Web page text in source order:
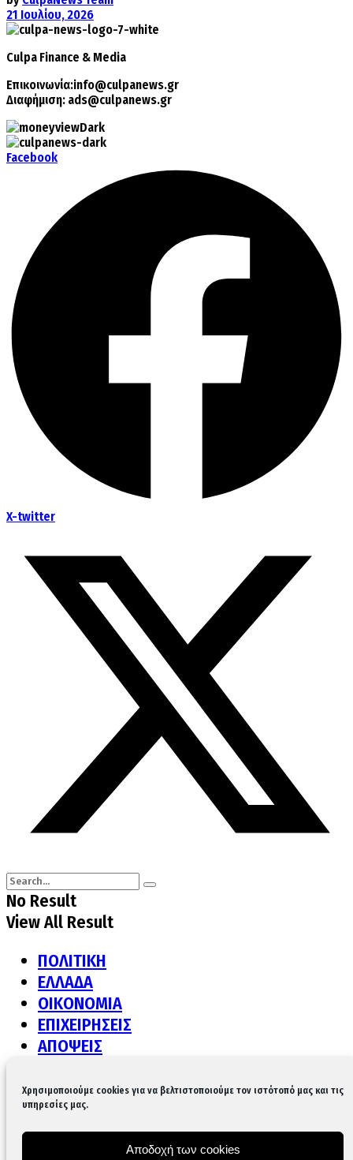
Χρησιμοποιούμε cookies για να βελτιστοποιούμε τον ιστότοπό μας και τις
υπηρεσίες μας.
Αποδοχή των cookies
21 Ιουλίου, 2026
Culpa Finance & Media
Επικοινωνία:info@culpanews.gr
Διαφήμιση: ads@culpanews.gr
Facebook
X-twitter
No Result
View All Result
ΠΟΛΙΤΙΚΗ
ΕΛΛΑΔΑ
ΟΙΚΟΝΟΜΙΑ
ΕΠΙΧΕΙΡΗΣΕΙΣ
ΑΠΟΨΕΙΣ
ΠΟΛΙΤΙΣΜΟΣ
ΥΓΕΙΑ
LIFE
GASTRONOMY